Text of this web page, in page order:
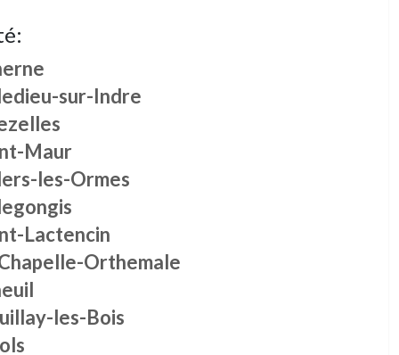
sur-Indre
Maur
les-Ormes
Lactencin
Orthemale
les-Bois